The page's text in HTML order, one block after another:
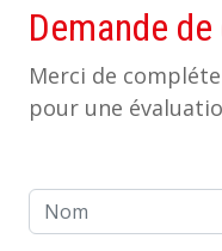
Demande
Merci de
pour une
Nom